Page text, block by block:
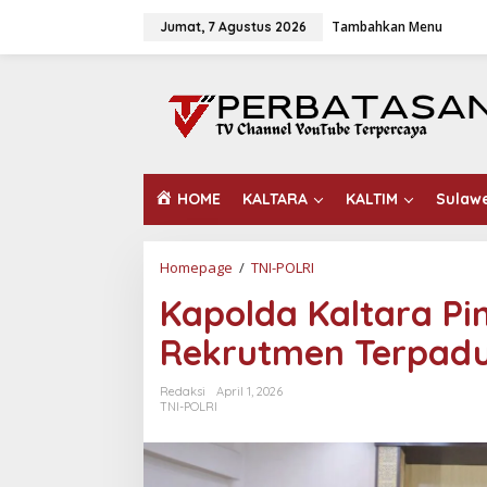
Jumat, 7 Agustus 2026 Tambahkan Menu
HOME KALTARA KALTIM
Homepage / TNI-POLRI
p
o
l
d
l
Kapolda Kaltara
Rekrutmen
Redaksi
April 1, 2026
TNI-POLRI